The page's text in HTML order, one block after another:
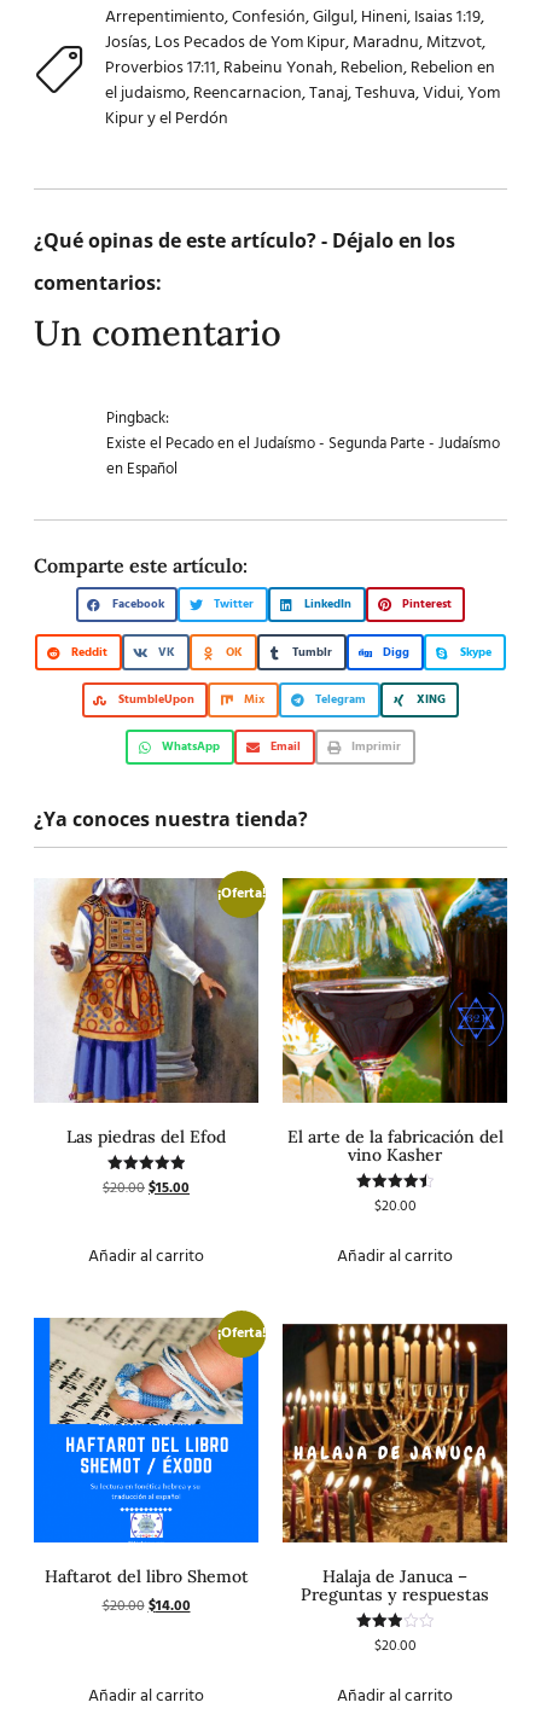
Arrepentimiento,Confesión,Gilgul,Hineni,Isaias 1:19,
Josías,Los Pecados de Yom Kipur,Maradnu,Mitzvot,
Proverbios 17:11,Rabeinu Yonah,Rebelion,Rebelion en
el judaismo,Reencarnacion,Tanaj,Teshuva,Vidui,Yom
Kipur y el Perdón
¿Qué opinas de este artículo? - Déjalo en los
comentarios:
Un comentario
Pingback:
Existe el Pecado en el Judaísmo - Segunda Parte - Judaísmo
en Español
Comparte este artículo:
Facebook Twitter LinkedIn Pinterest
Reddit VK OK Tumblr Digg Skype
StumbleUpon Mix Telegram XING
WhatsApp Email Imprimir
¿Ya conoces nuestra tienda?
¡Oferta!
Las piedras del Efod
Valorado
con
$20.00$15.00
Añadir al carrito
El arte de la fabricación del
vino Kasher
Valorado
$20.00
Añadir al carrito
¡Oferta!
Haftarot del libro Shemot
$20.00$14.00
Añadir al carrito
Halaja de Januca –
Preguntas y respuestas
Valorado
con
$20.00
Añadir al carrito